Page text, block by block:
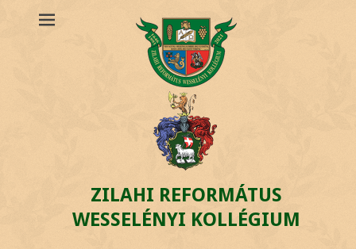
ZILAHI REFORMÁTUS
WESSELÉNYI KOLLÉGIUM